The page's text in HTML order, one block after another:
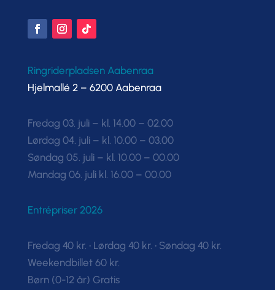
Ringriderpladsen Aabenraa
Hjelmallé 2 – 6200 Aabenraa
Fredag 03. juli – kl. 14.00 – 02.00
Lørdag 04. juli – kl. 10.00 – 03.00
Søndag 05. juli – kl. 10.00 – 00.00
Mandag 06. juli kl. 16.00 – 00.00
Entrépriser 2026
Fredag 40 kr. • Lørdag 40 kr. • Søndag 40 kr.
Weekendbillet 60 kr.
Børn (0-12 år) Gratis